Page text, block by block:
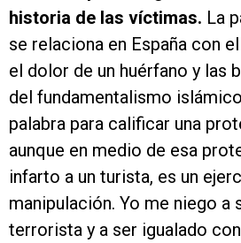
historia de las víctimas. La
se relaciona en España con
el dolor de un huérfano y las
del fundamentalismo
palabra para calificar una
aunque en medio de esa
infarto a un turista, es un
manipulación. Yo me niego
terrorista y a ser igualado